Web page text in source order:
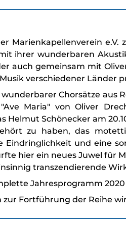
e.V.
ihrer wunderbaren
auch gemeinsam mit
verschiedener Länder
Chorsätze aus
Maria" von Oliver
Schönecker am
zu haben, das
Eindringlichkeit und eine
hier ein neues Juwel für
transzendierende
Jahresprogramm
Fortführung der Reihe